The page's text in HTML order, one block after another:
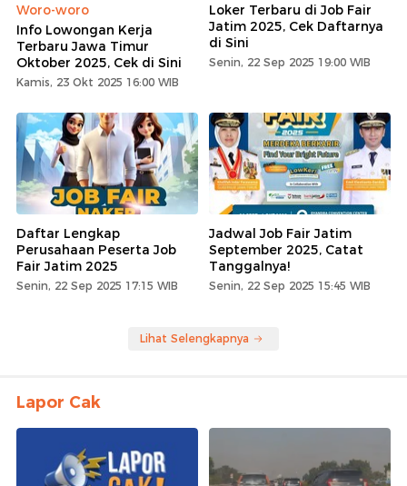
Woro-woro
Info Lowongan Kerja
Terbaru Jawa Timur
Oktober 2025, Cek di Sini
Kamis, 23 Okt 2025 16:00 WIB
Loker Terbaru di Job Fair
Jatim 2025, Cek Daftarnya
di Sini
Senin, 22 Sep 2025 19:00 WIB
Daftar Lengkap
Perusahaan Peserta Job
Fair Jatim 2025
Senin, 22 Sep 2025 17:15 WIB
Jadwal Job Fair Jatim
September 2025, Catat
Tanggalnya!
Senin, 22 Sep 2025 15:45 WIB
Lihat Selengkapnya
Lapor Cak